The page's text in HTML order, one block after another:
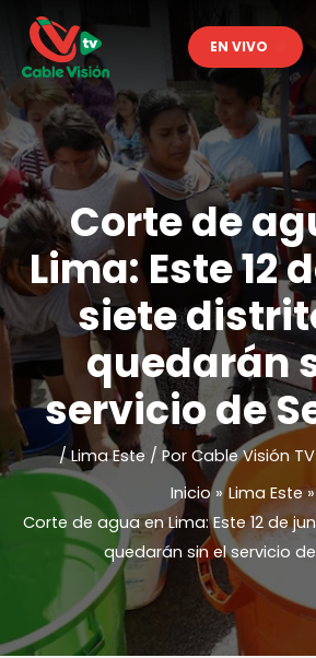
contenido
EN VIVO
Corte de
Lima: Este 12
siete
quedarán
servicio de
/Lima Este / Por Cable Visión TV
Inicio
Lima Este
Corte de agua en Lima: Este 12 de
quedarán sin el servicio